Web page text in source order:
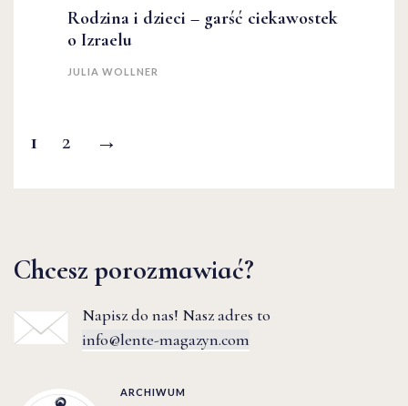
Rodzina i dzieci – garść ciekawostek
o Izraelu
JULIA WOLLNER
1 2 →
Chcesz porozmawiać?
Napisz do nas! Nasz adres to
info@lente-magazyn.com
ARCHIWUM